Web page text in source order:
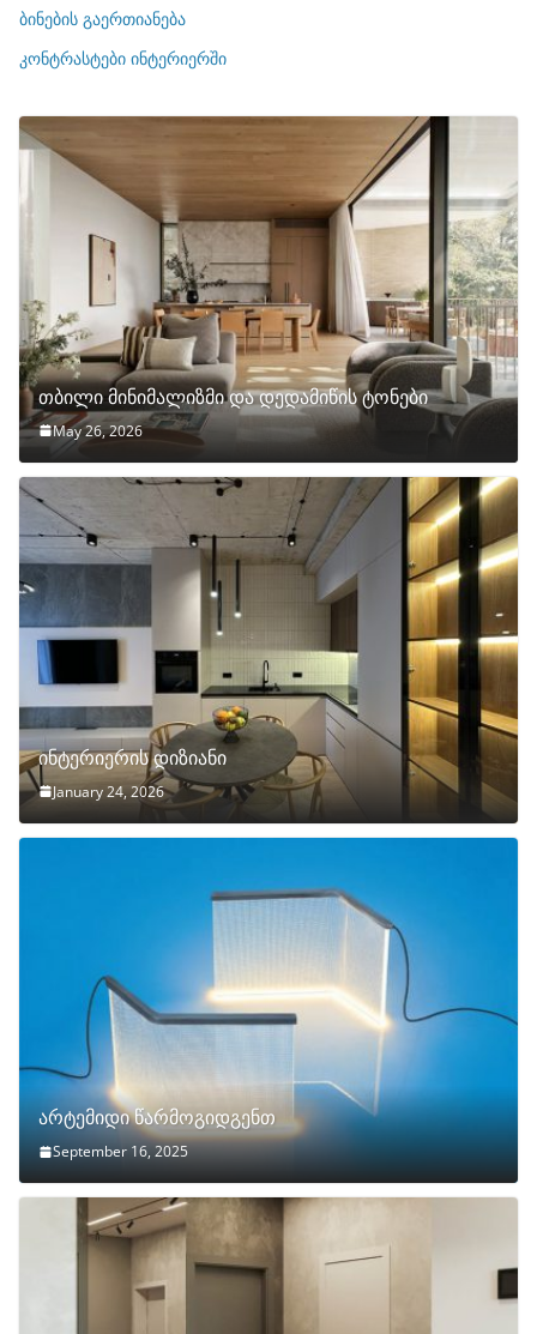
ბ
ი
ბინების გაერთიანება
კონტრასტები ინტერიერში
თბილი მინიმალიზმი და დედამიწის ტონები
May 26, 2026
ინტერიერის დიზიანი
January 24, 2026
არტემიდი წარმოგიდგენთ
September 16, 2025